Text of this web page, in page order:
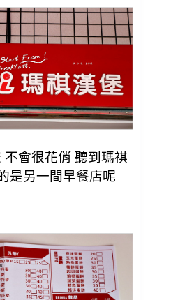
會很花俏 聽到瑪祺
是另一間早餐店呢